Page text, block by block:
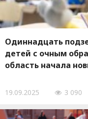
Одиннадцать
детей с очным
область начала
19.09.2025 3 090